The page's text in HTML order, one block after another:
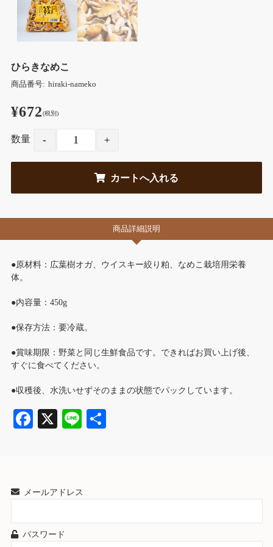
ひらきなめこ
商品番号: hiraki-nameko
¥672(税別)
数量
商品詳細説明
●原材料：広葉樹オガ、ウイスキー絞り粕、なめこ栽培用栄養
体。
●内容量：450g
●保存方法：要冷蔵。
●賞味期限：野菜と同じ生鮮食品です。できればお買い上げ後、
すぐに食べてください。
●収穫後、水洗いせずそのままの状態でパックしています。
Fa X
Li
メールアドレス
パスワード